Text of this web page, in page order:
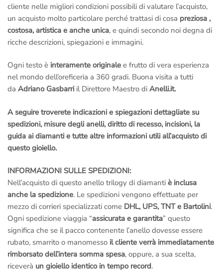
cliente nelle migliori condizioni possibili di valutare l’acquisto,
un acquisto molto particolare perché trattasi di cosa preziosa ,
costosa, artistica e anche unica, e quindi secondo noi degna di
ricche descrizioni, spiegazioni e immagini.
Ogni testo è interamente originale e frutto di vera esperienza
nel mondo dell’oreficeria a 360 gradi. Buona visita a tutti
da Adriano Gasbarri il Direttore Maestro di Anelli.it.
A seguire troverete indicazioni e spiegazioni dettagliate su
spedizioni, misure degli anelli, diritto di recesso, incisioni, la
guida ai diamanti e tutte altre informazioni utili all’acquisto di
questo gioiello.
INFORMAZIONI SULLE SPEDIZIONI:
Nell’acquisto di questo anello trilogy di diamanti è inclusa
anche la spedizione. Le spedizioni vengono effettuate per
mezzo di corrieri specializzati come DHL, UPS, TNT e Bartolini.
Ogni spedizione viaggia “assicurata e garantita” questo
significa che se il pacco contenente l’anello dovesse essere
rubato, smarrito o manomesso il cliente verrà immediatamente
rimborsato dell’intera somma spesa, oppure, a sua scelta,
riceverà un gioiello identico in tempo record.